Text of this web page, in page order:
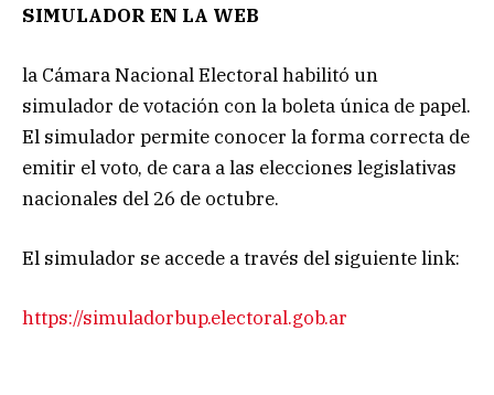
SIMULADOR EN LA WEB
la Cámara Nacional Electoral habilitó un
simulador de votación con la boleta única de papel.
El simulador permite conocer la forma correcta de
emitir el voto, de cara a las elecciones legislativas
nacionales del 26 de octubre.
El simulador se accede a través del siguiente link:
https://simuladorbup.electoral.gob.ar